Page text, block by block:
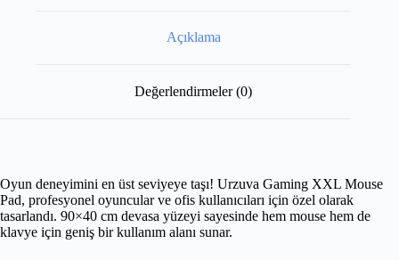
Açıklama
Değerlendirmeler (0)
Oyun deneyimini en üst seviyeye taşı! Urzuva Gaming XXL Mouse
Pad, profesyonel oyuncular ve ofis kullanıcıları için özel olarak
tasarlandı. 90×40 cm devasa yüzeyi sayesinde hem mouse hem de
klavye için geniş bir kullanım alanı sunar.